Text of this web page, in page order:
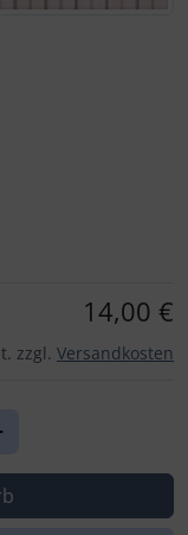
14,00 €
zzgl. Versandkosten